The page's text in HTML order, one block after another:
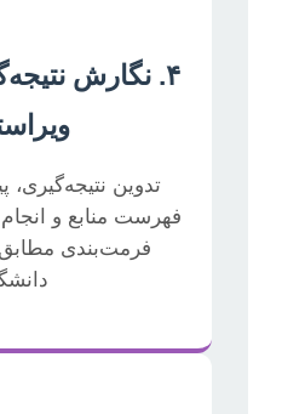
۴. نگارش
تدوین نتیجه‌گیری،
فهرست منابع و
فرمت‌بندی مطابق